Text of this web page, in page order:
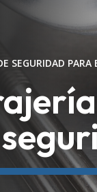
SEGURIDAD PARA